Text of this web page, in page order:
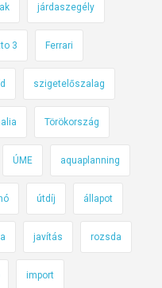
járdaszegély
3 Ferrari
szigetelőszalag
Törökország
ÚME aquaplanning
hó útdíj állapot
javítás rozsda
import